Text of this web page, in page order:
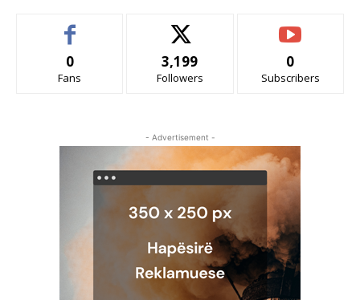
0
Fans
3,199
Followers
0
Subscribers
- Advertisement -